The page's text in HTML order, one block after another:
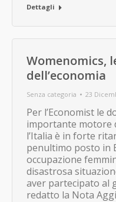
Dettagli
Womenomics,
dell’economia
Senza categoria 23
Per l’Economist le
importante motore
l’Italia è in forte
penultimo posto in
occupazione
disastrosa
aver partecipato al
redatto la Nota